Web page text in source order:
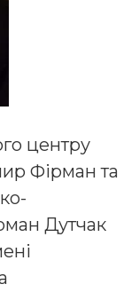
центру
Фірман та
Дутчак